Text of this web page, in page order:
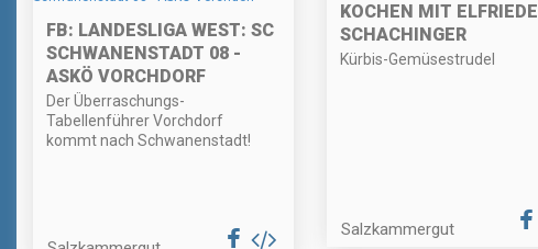
FB: LANDESLIGA WEST: SC
SCHWANENSTADT 08 -
ASKÖ VORCHDORF
Der Überraschungs-
Tabellenführer Vorchdorf
kommt nach Schwanenstadt!
KOCHEN MIT ELFRIEDE
SCHACHINGER
Kürbis-Gemüsestrudel
Salzkammergut